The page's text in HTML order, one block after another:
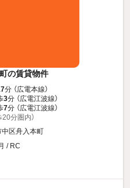
の賃貸物件
分 （広電本線）
3分 （広電江波線）
7分 （広電江波線）
分圏内）
区舟入本町
/ RC